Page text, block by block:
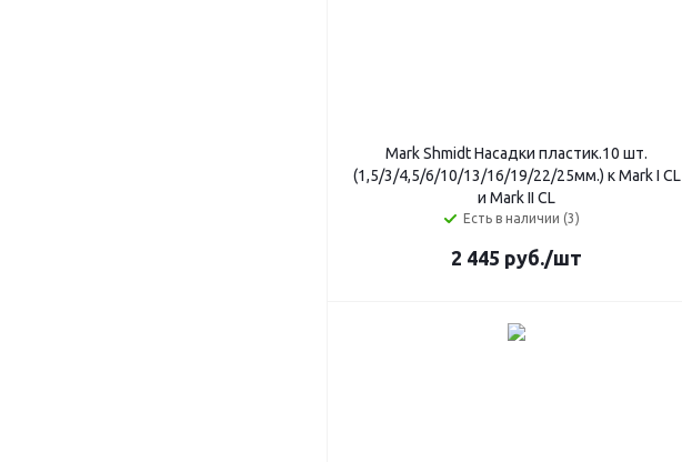
Mark Shmidt Насадки пластик.10 шт.
(1,5/3/4,5/6/10/13/16/19/22/25мм.) к Mark I CL
и Mark II CL
Есть в наличии (3)
2 445 руб./шт